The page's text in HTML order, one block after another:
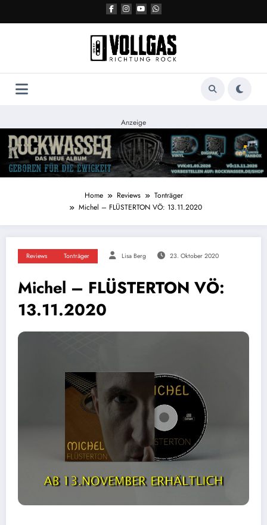
Anzeige
Home Reviews
Tonträger
Michel – FLÜSTERTON VÖ: 13.11.2020
Reviews Tonträger Lisa Berg 23. Oktober 2020
Michel – FLÜSTERTON VÖ:
13.11.2020